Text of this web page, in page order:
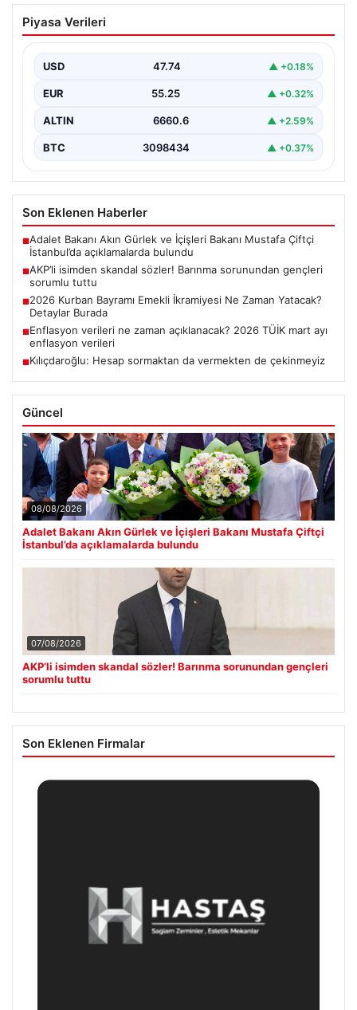
AKP’li isimden skandal sözler! Barınma
sorunundan gençleri sorumlu tuttu
Sorunu ve Gençlerin Sorumluluğu Üzerine Tartışmalar",
"content":…
Piyasa Verileri
USD 47.74 ▲ +0.18%
EUR 55.25 ▲ +0.32%
ALTIN 6660.6 ▲ +2.59%
BTC 3098434 ▲ +0.37%
Son Eklenen Haberler
■Adalet Bakanı Akın Gürlek ve İçişleri Bakanı Mustafa Çiftçi
İstanbul’da açıklamalarda bulundu
■AKP’li isimden skandal sözler! Barınma sorunundan gençleri
sorumlu tuttu
■2026 Kurban Bayramı Emekli İkramiyesi Ne Zaman Yatacak?
Detaylar Burada
■Enflasyon verileri ne zaman açıklanacak? 2026 TÜİK mart ayı
enflasyon verileri
■Kılıçdaroğlu: Hesap sormaktan da vermekten de çekinmeyiz
Güncel
08/08/2026
Adalet Bakanı Akın Gürlek ve İçişleri Bakanı Mustafa Çiftçi
İstanbul’da açıklamalarda bulundu
07/08/2026
AKP’li isimden skandal sözler! Barınma sorunundan gençleri
sorumlu tuttu
Son Eklenen Firmalar